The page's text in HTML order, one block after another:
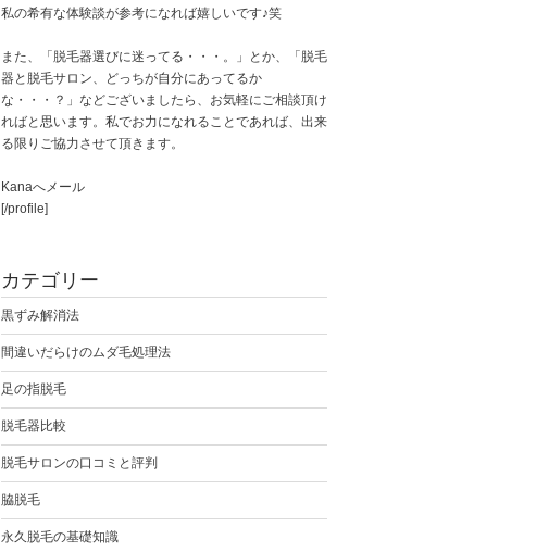
私の希有な体験談が参考になれば嬉しいです♪笑
また、「脱毛器選びに迷ってる・・・。」とか、「脱毛
器と脱毛サロン、どっちが自分にあってるか
な・・・？」などございましたら、お気軽にご相談頂け
ればと思います。私でお力になれることであれば、出来
る限りご協力させて頂きます。
Kanaへメール
[/profile]
カテゴリー
黒ずみ解消法
間違いだらけのムダ毛処理法
足の指脱毛
脱毛器比較
脱毛サロンの口コミと評判
脇脱毛
永久脱毛の基礎知識